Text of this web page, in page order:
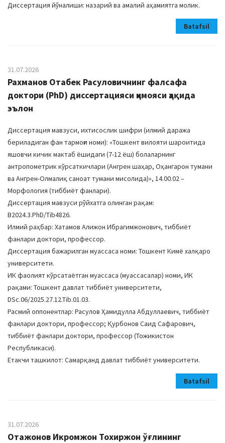
Диссертация йўналиши: назарий ва амалий аҳамиятга молик.
Batafsil
31.07.2026
Рахманов Отабек Расуловичнинг фалсафа
доктори (PhD) диссертацияси ҳимояси ҳақида
эълон
Диссертация мавзуси, ихтисослик шифри (илмий даража
бериладиган фан тармоғи номи): «Тошкент вилояти шароитида
яшовчи кичик мактаб ёшидаги (7-12 ёш) болаларнинг
антропометрик кўрсаткичлари (Ангрен шаҳар, Оҳангарон тумани
ва Ангрен-Олмалиқ саноат тумани мисолида)», 14.00.02 –
Морфология (тиббиёт фанлари).
Диссертация мавзуси рўйхатга олинган рақам:
В2024.3.PhD/Tib4826.
Илмий раҳбар: Хатамов Алижон Ибрагимжонович, тиббиёт
фанлари доктори, профессор.
Диссертация бажарилган муассаса номи: Тошкент Кимё халқаро
университети.
ИК фаолият кўрсатаётган муассаса (муассасалар) номи, ИК
рақами: Тошкент давлат тиббиёт университети,
DSc.06/2025.27.12.Tib.01.03.
Расмий оппонентлар: Расулов Ҳамидулла Абдуллаевич, тиббиёт
фанлари доктори, профессор; Қурбонов Саид Сафарович,
тиббиёт фанлари доктори, профессор (Тожикистон
Республикаси).
Етакчи ташкилот: Самарқанд давлат тиббиёт университети.
Batafsil
31.07.2026
Отажонов Икромжон Тохиржон ўғлининг